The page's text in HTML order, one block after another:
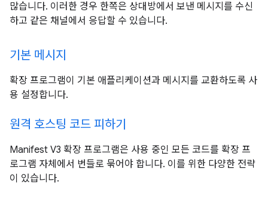
많습니다. 이러한 경우 한쪽은 상대방에서 보낸 메시지를 수신
하고 같은 채널에서 응답할 수 있습니다.
기본 메시지
확장 프로그램이 기본 애플리케이션과 메시지를 교환하도록 사
용 설정합니다.
원격 호스팅 코드 피하기
Manifest V3 확장 프로그램은 사용 중인 모든 코드를 확장 프
로그램 자체에서 번들로 묶어야 합니다. 이를 위한 다양한 전략
이 있습니다.